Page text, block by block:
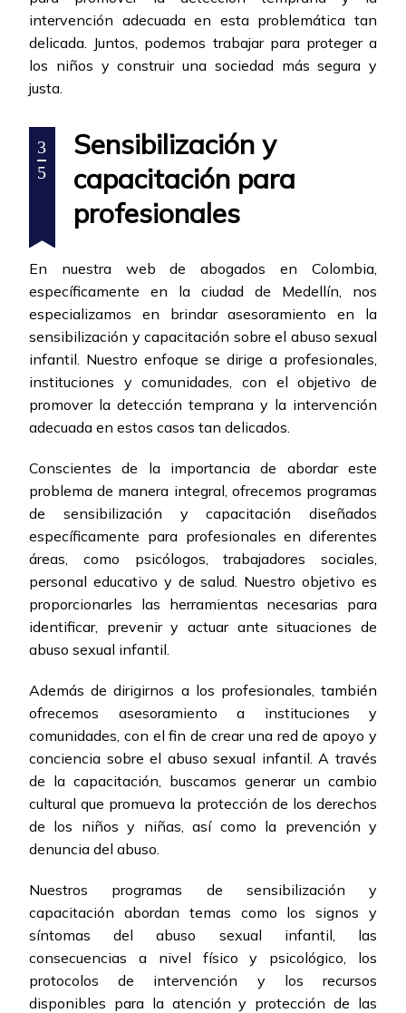
intervención adecuada en esta problemática tan
delicada. Juntos, podemos trabajar para proteger a
los niños y construir una sociedad más segura y
justa.
3
5
Sensibilización y
capacitación para
profesionales
En nuestra web de abogados en Colombia,
específicamente en la ciudad de Medellín, nos
especializamos en brindar asesoramiento en la
sensibilización y capacitación sobre el abuso sexual
infantil. Nuestro enfoque se dirige a profesionales,
instituciones y comunidades, con el objetivo de
promover la detección temprana y la intervención
adecuada en estos casos tan delicados.
Conscientes de la importancia de abordar este
problema de manera integral, ofrecemos programas
de sensibilización y capacitación diseñados
específicamente para profesionales en diferentes
áreas, como psicólogos, trabajadores sociales,
personal educativo y de salud. Nuestro objetivo es
proporcionarles las herramientas necesarias para
identificar, prevenir y actuar ante situaciones de
abuso sexual infantil.
Además de dirigirnos a los profesionales, también
ofrecemos asesoramiento a instituciones y
comunidades, con el fin de crear una red de apoyo y
conciencia sobre el abuso sexual infantil. A través
de la capacitación, buscamos generar un cambio
cultural que promueva la protección de los derechos
de los niños y niñas, así como la prevención y
denuncia del abuso.
Nuestros programas de sensibilización y
capacitación abordan temas como los signos y
síntomas del abuso sexual infantil, las
consecuencias a nivel físico y psicológico, los
protocolos de intervención y los recursos
disponibles para la atención y protección de las